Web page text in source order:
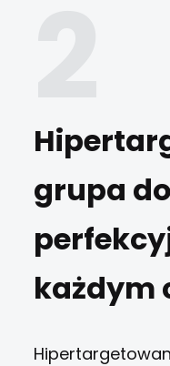
grupa
każdym